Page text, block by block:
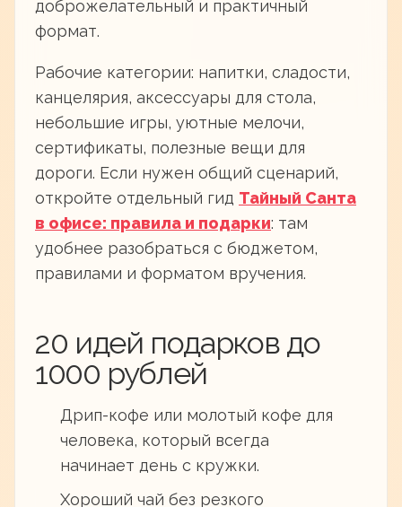
доброжелательный и практичный
формат.
Рабочие категории: напитки, сладости,
канцелярия, аксессуары для стола,
небольшие игры, уютные мелочи,
сертификаты, полезные вещи для
дороги. Если нужен общий сценарий,
откройте отдельный гид Тайный Санта
в офисе: правила и подарки: там
удобнее разобраться с бюджетом,
правилами и форматом вручения.
20 идей подарков до
1000 рублей
Дрип-кофе или молотый кофе для
человека, который всегда
начинает день с кружки.
Хороший чай без резкого